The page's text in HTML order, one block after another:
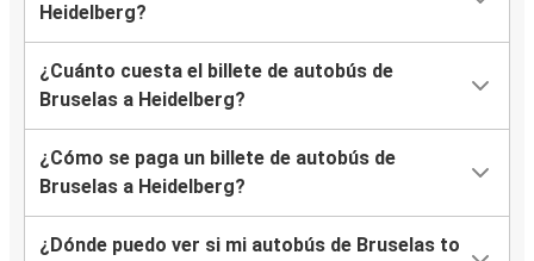
Heidelberg?
¿Cuánto cuesta el billete de autobús de
Bruselas a Heidelberg?
¿Cómo se paga un billete de autobús de
Bruselas a Heidelberg?
¿Dónde puedo ver si mi autobús de Bruselas to